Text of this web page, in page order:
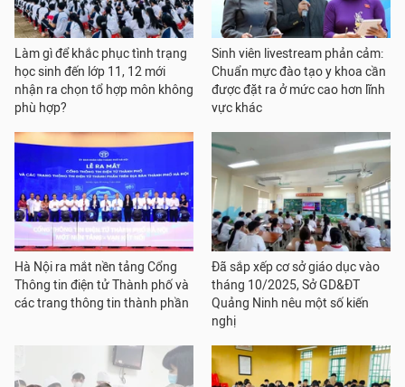
Làm gì để khắc phục tình trạng
học sinh đến lớp 11, 12 mới
nhận ra chọn tổ hợp môn không
phù hợp?
Sinh viên livestream phản cảm:
Chuẩn mực đào tạo y khoa cần
được đặt ra ở mức cao hơn lĩnh
vực khác
Hà Nội ra mắt nền tảng Cổng
Thông tin điện tử Thành phố và
các trang thông tin thành phần
Đã sắp xếp cơ sở giáo dục vào
tháng 10/2025, Sở GD&ĐT
Quảng Ninh nêu một số kiến
nghị